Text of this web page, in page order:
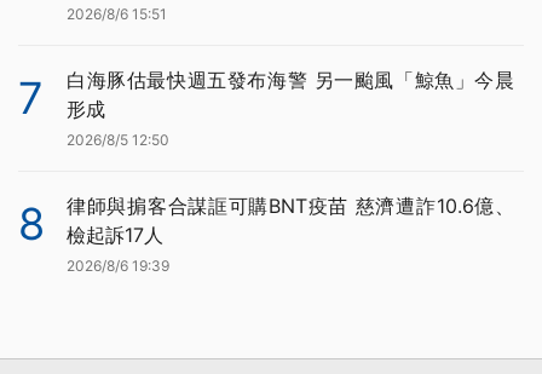
2026/8/6 15:51
7
白海豚估最快週五發布海警 另一颱風「鯨魚」今晨
形成
2026/8/5 12:50
8
律師與掮客合謀誆可購BNT疫苗 慈濟遭詐10.6億、
檢起訴17人
2026/8/6 19:39